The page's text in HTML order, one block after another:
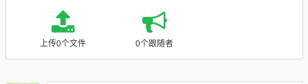
上传0个文件 0个跟随者